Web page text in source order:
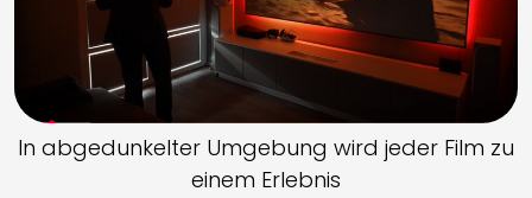
In abgedunkelter Umgebung wird jeder Film zu
einem Erlebnis